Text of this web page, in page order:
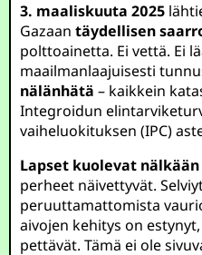
3. maaliskuuta 2025
Gazaantäydellisen
polttoainetta. Ei vettä. Ei
maailmanlaajuisesti
nälänhätä – kaikkein
Integroidun
vaiheluokituksen (IPC)
Lapset kuolevat
perheet näivettyvät.
peruuttamattomista
aivojen kehitys on
pettävät. Tämä ei ole